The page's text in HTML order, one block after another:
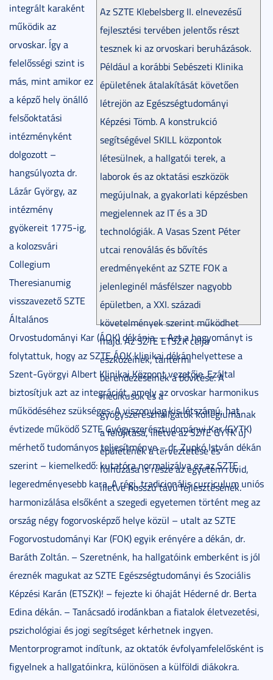
Az SZTE Klebelsberg II. elnevezésű
fejlesztési tervében jelentős részt
tesznek ki az orvoskari beruházások.
Például a korábbi Sebészeti Klinika
épületének átalakítását követően
létrejön az Egészségtudományi
Képzési Tömb. A konstrukció
segítségével SKILL központok
létesülnek, a hallgatói terek, a
laborok és az oktatási eszközök
megújulnak, a gyakorlati képzésben
megjelennek az IT és a 3D
technológiák. A Vasas Szent Péter
utcai renoválás és bővítés
eredményeként az SZTE FOK a
jelenleginél másfélszer nagyobb
épületben, a XXI. századi
követelmények szerint működhet
majd. Az SZTE ETSZK célja
eszközeinek, tantermi
berendezéseinek a bővítése. A
medikusok és a
gyógyszerészhallgatók kollégiumának
a felújítása, illetve az SZTE GYTK új
épületének a terveztetése és
fölhúzása is része az egyetem rövid,
illetve hosszú távú fejlesztésének.
integrált karaként
működik az
orvoskar. Így a
felelősségi szint is
más, mint amikor ez
a képző hely önálló
felsőoktatási
intézményként
dolgozott –
hangsúlyozta dr.
Lázár György, az
intézmény
gyökereit 1775-ig,
a kolozsvári
Collegium
Theresianumig
visszavezető SZTE
Általános
Orvostudományi Kar (ÁOK) dékánja. – Azt a hagyományt is
folytattuk, hogy az SZTE ÁOK klinikai dékánhelyettese a
Szent-Györgyi Albert Klinikai Központ vezetője. Ezáltal
biztosítjuk azt az integrációt, amely az orvoskar harmonikus
működéséhez szükséges. A viszonylag kis létszámú, hat
évtizede működő SZTE Gyógyszerésztudományi Kar (GYTK)
mérhető tudományos teljesítménye – dr. Zupkó István dékán
szerint – kiemelkedő: kutatóra normalizálva ez az SZTE
legeredményesebb kara. A régi, tradicionális curriculum uniós
harmonizálása elsőként a szegedi egyetemen történt meg az
ország négy fogorvosképző helye közül – utalt az SZTE
Fogorvostudományi Kar (FOK) egyik erényére a dékán, dr.
Baráth Zoltán. – Szeretnénk, ha hallgatóink emberként is jól
éreznék magukat az SZTE Egészségtudományi és Szociális
Képzési Karán (ETSZK)! – fejezte ki óhaját Héderné dr. Berta
Edina dékán. – Tanácsadó irodánkban a fiatalok életvezetési,
pszichológiai és jogi segítséget kérhetnek ingyen.
Mentorprogramot indítunk, az oktatók évfolyamfelelősként is
figyelnek a hallgatóinkra, különösen a külföldi diákokra.